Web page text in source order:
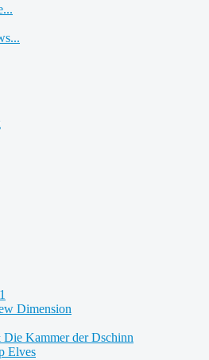
Dimension
Die Kammer der Dschinn
Elves